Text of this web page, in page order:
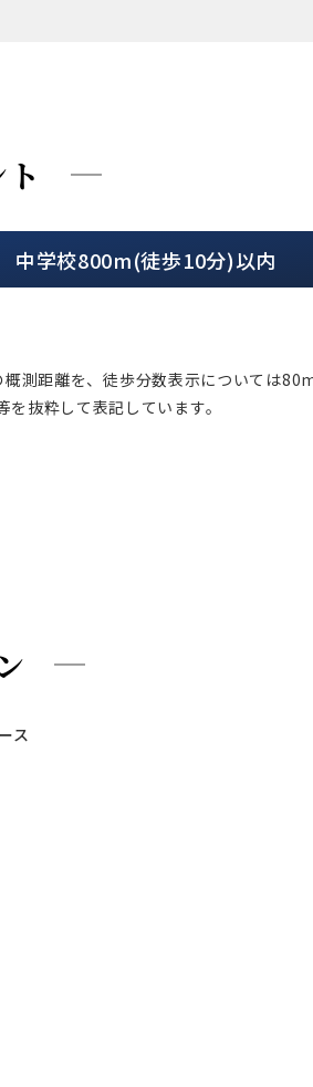
中学校800m(徒歩10分)以内
測距離を、徒歩分数表示については
抜粋して表記しています。